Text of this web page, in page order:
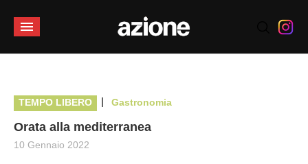
TEMPO LIBERO | Gastronomia
Orata alla mediterranea
10 Gennaio 2022